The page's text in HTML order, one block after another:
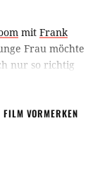
mit Frank
Frau möchte
nur so richtig
drei Dieben
geht los.
FILM VORMERKEN